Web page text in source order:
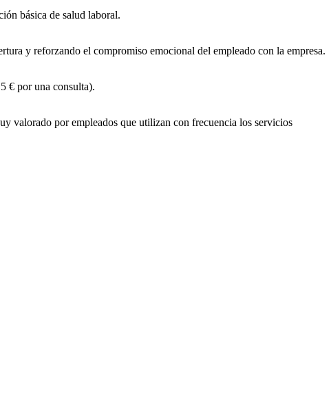
básica de salud laboral.
y reforzando el compromiso emocional del empleado con la empresa.
€ por una consulta).
valorado por empleados que utilizan con frecuencia los servicios